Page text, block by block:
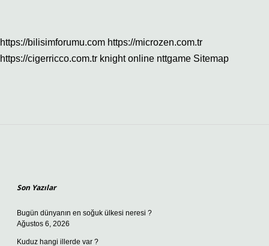
https://bilisimforumu.com https://microzen.com.tr
https://cigerricco.com.tr knight online nttgame Sitemap
Son Yazılar
Bugün dünyanın en soğuk ülkesi neresi ?
Ağustos 6, 2026
Kuduz hangi illerde var ?